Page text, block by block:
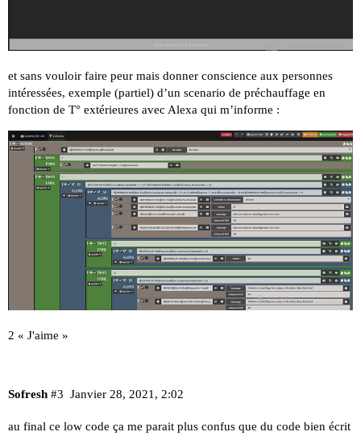
et sans vouloir faire peur mais donner conscience aux personnes
intéressées, exemple (partiel) d’un scenario de préchauffage en
fonction de T° extérieures avec Alexa qui m’informe :
2 « J'aime »
Sofresh Janvier 28, 2021, 2:02
#3
au final ce low code ça me parait plus confus que du code bien écrit